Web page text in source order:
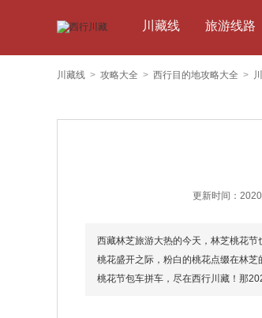
川藏线 旅游线路
川藏线 > 攻略大全 > 西行目的地攻略大全 >
更新时间：
西藏林芝旅游大热的今天，林芝桃花
桃花盛开之际，粉白的桃花点缀在林
桃花节包车拼车，尽在西行川藏！那